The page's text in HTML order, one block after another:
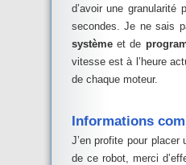
d’avoir une
secondes. Je ne sais
systèmeet de
vitesse est à l’heure
de chaque moteur.
Informations
J’en profite pour
de ce robot, merci